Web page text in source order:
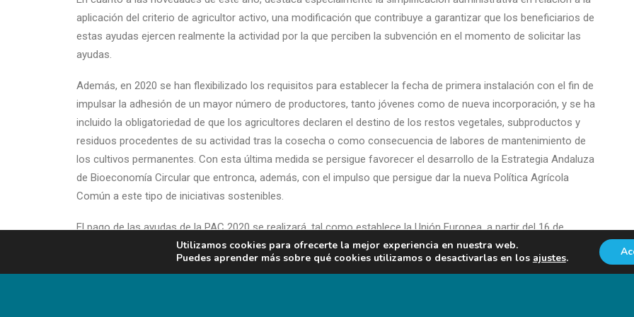
aplicación del criterio de agricultor activo, una modificación que contribuye a garantizar que los beneficiarios de
estas ayudas ejercen realmente la actividad por la que perciben la subvención en el momento de solicitar las
ayudas.
Además, en 2020 se han flexibilizado los requisitos para establecer la fecha de primera instalación con el fin de
impulsar la adhesión de un mayor número de productores, tanto jóvenes como de nueva incorporación, y se ha
incluido la obligatoriedad de que los agricultores declaren el destino de los restos vegetales, subproductos y
residuos procedentes de su actividad tras la cosecha o como consecuencia de labores de mantenimiento de
los cultivos permanentes. Con esta última medida se persigue favorecer el desarrollo de la Estrategia Andaluza
de Bioeconomía Circular que entronca, además, con el impulso que persigue dar la nueva Política Agrícola
Común a este tipo de iniciativas sostenibles.
El pago de las ayudas de la PAC 2020 se realizará, tal como establece la Unión Europea, a partir del 16 de
octubre de este mismo año. En ese momento se iniciará el abono del anticipo de estas ayudas comunitarias
que asciende esta anualidad al 70% del total.
Utilizamos cookies para ofrecerte la mejor experiencia en nuestra web.
Puedes aprender más sobre qué cookies utilizamos o desactivarlas en los ajustes.